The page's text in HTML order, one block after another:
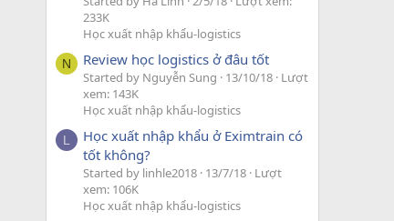
233K
Học xuất nhập khẩu-logistics
N Review học logistics ở đâu tốt
Started by Nguyễn Sung 13/10/18 Lượt
xem: 143K
Học xuất nhập khẩu-logistics
L
Học xuất nhập khẩu ở Eximtrain có
tốt không?
Started by linhle2018 13/7/18 Lượt
xem: 106K
Học xuất nhập khẩu-logistics